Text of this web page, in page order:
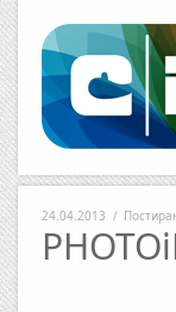
24.04.2013 /